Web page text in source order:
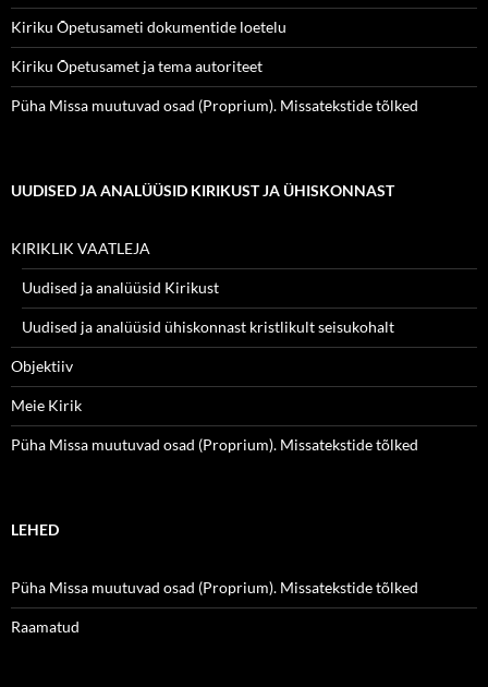
Kiriku Õpetusameti dokumentide loetelu
Kiriku Õpetusamet ja tema autoriteet
Püha Missa muutuvad osad (Proprium). Missatekstide tõlked
UUDISED JA ANALÜÜSID KIRIKUST JA ÜHISKONNAST
KIRIKLIK VAATLEJA
Uudised ja analüüsid Kirikust
Uudised ja analüüsid ühiskonnast kristlikult seisukohalt
Objektiiv
Meie Kirik
Püha Missa muutuvad osad (Proprium). Missatekstide tõlked
LEHED
Püha Missa muutuvad osad (Proprium). Missatekstide tõlked
Raamatud